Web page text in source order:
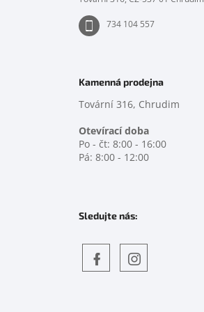
734 104 557
Kamenná prodejna
Tovární 316, Chrudim
Otevírací doba
Po - čt: 8:00 - 16:00
Pá: 8:00 - 12:00
Sledujte nás: